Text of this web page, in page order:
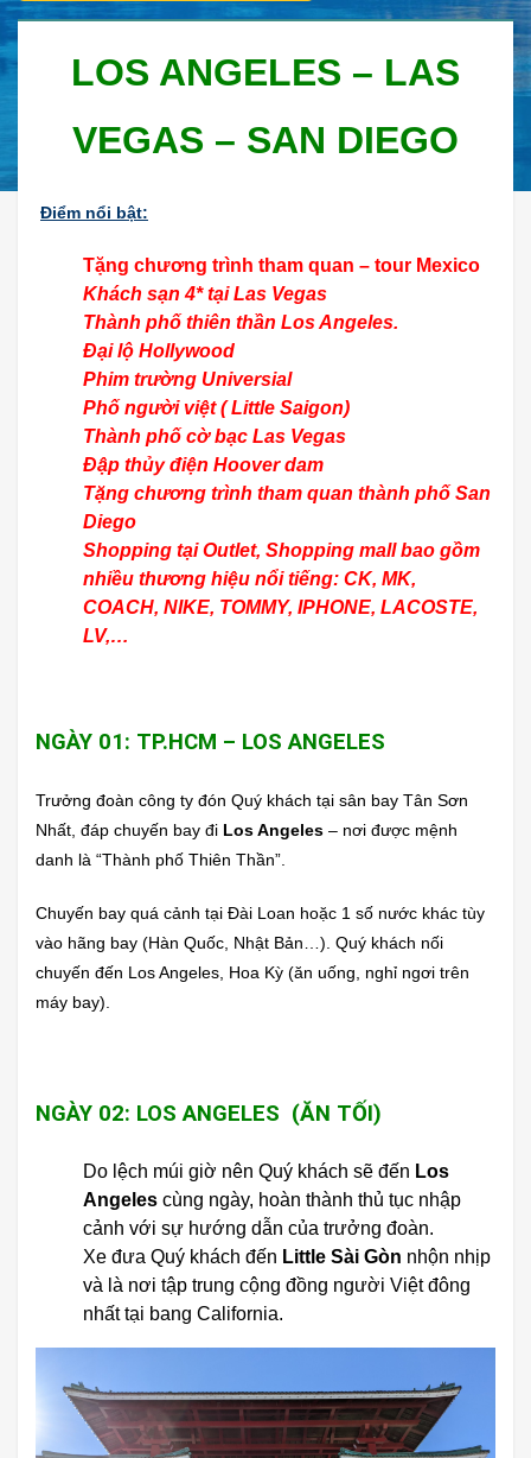
LOS ANGELES – LAS
VEGAS – SAN DIEGO
Điểm nổi bật:
Tặng chương trình tham quan – tour Mexico
Khách sạn 4* tại Las Vegas
Thành phố thiên thần Los Angeles.
Đại lộ Hollywood
Phim trường Universial
Phố người việt ( Little Saigon)
Thành phố cờ bạc Las Vegas
Đập thủy điện Hoover dam
Tặng chương trình tham quan thành phố San
Diego
Shopping tại Outlet, Shopping mallbao gồm
nhiều thương hiệu nổi tiếng: CK, MK,
COACH, NIKE, TOMMY, IPHONE, LACOSTE,
LV,…
NGÀY 01: TP.HCM – LOS ANGELES
Trưởng đoàn công ty đón Quý khách tại sân bay Tân Sơn
Nhất, đáp chuyến bay đi Los Angeles – nơi được mệnh
danh là “Thành phố Thiên Thần”.
Chuyến bay quá cảnh tại Đài Loan hoặc 1 số nước khác tùy
vào hãng bay (Hàn Quốc, Nhật Bản…). Quý khách nối
chuyến đến Los Angeles, Hoa Kỳ (ăn uống, nghỉ ngơi trên
máy bay).
NGÀY 02: LOS ANGELES (ĂN TỐI)
Do lệch múi giờ nên Quý khách sẽ đến Los
Angeles cùng ngày, hoàn thành thủ tục nhập
cảnh với sự hướng dẫn của trưởng đoàn.
Xe đưa Quý khách đến Little Sài Gòn nhộn nhịp
và là nơi tập trung cộng đồng người Việt đông
nhất tại bang California.